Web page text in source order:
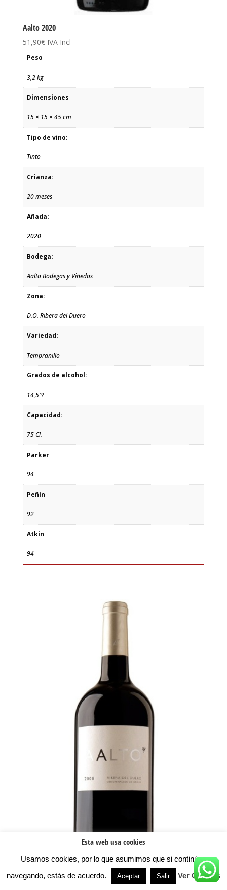
Aalto 2020
51,90€ IVA Incl
Peso
3,2 kg
Dimensiones
15 × 15 × 45 cm
Tipo de vino:
Tinto
Crianza:
20 meses
Añada:
2020
Bodega:
Aalto Bodegas y Viñedos
Zona:
D.O. Ribera del Duero
Variedad:
Tempranillo
Grados de alcohol:
14,5º?
Capacidad:
75 Cl.
Parker
94
Peñín
92
Atkin
94
Esta web usa cookies
Usamos cookies, por lo que asumimos que si continúas
navegando, estás de acuerdo.
Aceptar Salir Ver Cookies